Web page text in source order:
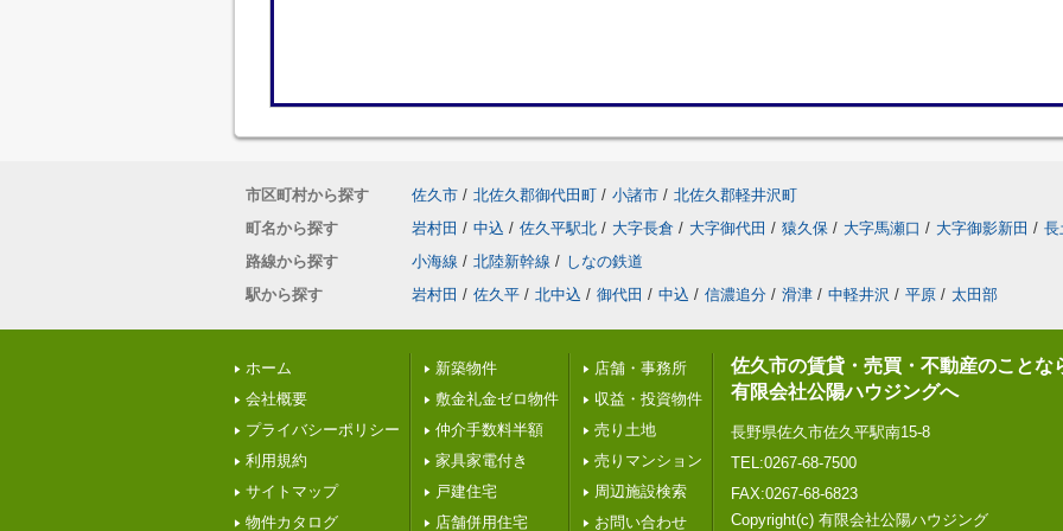
市区町村から探す 佐久市 / 北佐久郡御代田町 / 小諸市 / 北佐久郡軽井沢町
町名から探す
岩村田 / 中込 / 佐久平駅北 / 大字長倉 / 大字御代田 / 猿久保 / 大字馬瀬口 / 大字御影新田 / 長
路線から探す
小海線 / 北陸新幹線 / しなの鉄道
駅から探す
岩村田 / 佐久平 / 北中込 / 御代田 / 中込 / 信濃追分 / 滑津 / 中軽井沢 / 平原 / 太田部
ホーム
会社概要
プライバシーポリシー
利用規約
サイトマップ
物件カタログ
新築物件
敷金礼金ゼロ物件
仲介手数料半額
家具家電付き
戸建住宅
店舗併用住宅
店舗・事務所
収益・投資物件
売り土地
売りマンション
周辺施設検索
お問い合わせ
佐久市の賃貸・売買・不動産のことな
有限会社公陽ハウジングへ
長野県佐久市佐久平駅南15-8
TEL:0267-68-7500
FAX:0267-68-6823
Copyright(c) 有限会社公陽ハウジング